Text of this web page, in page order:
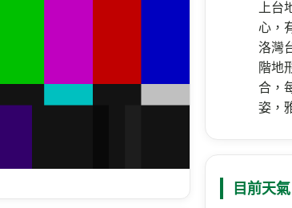
上
心，
洛灣
階地
合，
姿，
目前天氣